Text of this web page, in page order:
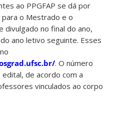
ao PPGFAP se dá por
para o Mestrado e o
divulgado no final do ano,
ano letivo seguinte. Esses
. O número
de acordo com a
vinculados ao corpo